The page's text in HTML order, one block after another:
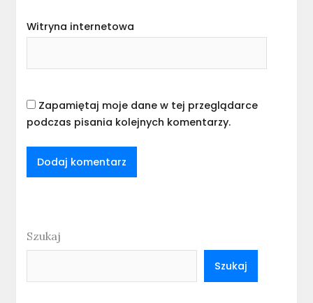
Witryna internetowa
Zapamiętaj moje dane w tej przeglądarce
podczas pisania kolejnych komentarzy.
Szukaj
Szukaj